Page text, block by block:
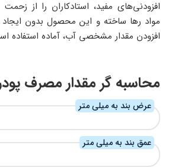
افزودنی‌های مفید، استادکاران را از زحمت
مواد رها ساخته و این محصول بدون ایجاد
افزودن مقدار مشخصی آب، آماده استفاده
محاسبه گر مقدار مصرف
عرض بند به میلی متر
عمق بند به میلی متر